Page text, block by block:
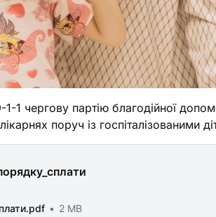
чергову партію благодійної
поруч із госпіталізованими
2 MB